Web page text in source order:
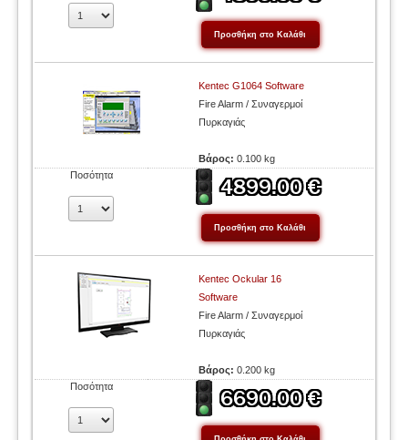
Kentec G1064 Software
Fire Alarm / Συναγερμοί
Πυρκαγιάς
Βάρος:0.100 kg
Ποσότητα
Kentec Ockular 16
Software
Fire Alarm / Συναγερμοί
Πυρκαγιάς
Βάρος:0.200 kg
Ποσότητα